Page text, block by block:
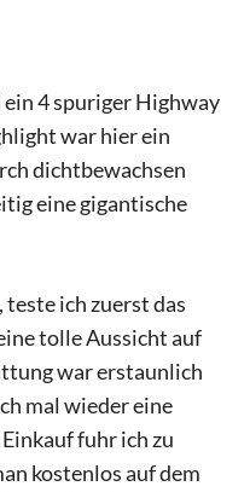
4 spuriger Highway
war hier ein
dichtbewachsen
eine gigantische
ich zuerst das
tolle Aussicht auf
war erstaunlich
mal wieder eine
fuhr ich zu
kostenlos auf dem